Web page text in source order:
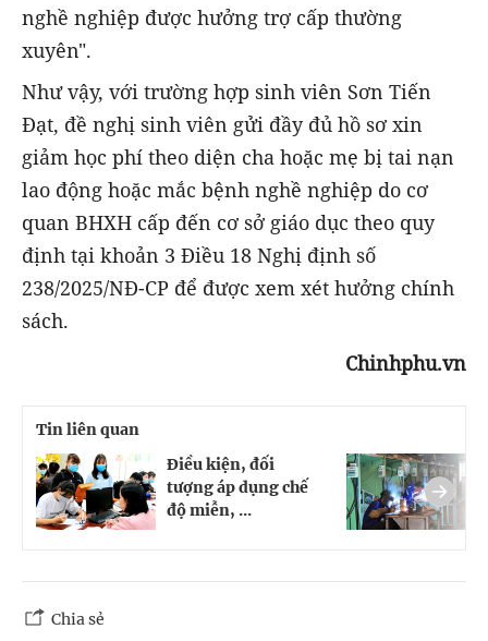
nghề nghiệp được hưởng trợ cấp thường
xuyên".
Như vậy, với trường hợp sinh viên Sơn Tiến
Đạt, đề nghị sinh viên gửi đầy đủ hồ sơ xin
giảm học phí theo diện cha hoặc mẹ bị tai nạn
lao động hoặc mắc bệnh nghề nghiệp do cơ
quan BHXH cấp đến cơ sở giáo dục theo quy
định tại khoản 3 Điều 18 Nghị định số
238/2025/NĐ-CP để được xem xét hưởng chính
sách.
Chinhphu.vn
Tin liên quan
Điều kiện, đối
tượng áp dụng chế
độ miễn, ...
Chia sẻ